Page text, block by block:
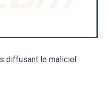
diffusant le maliciel